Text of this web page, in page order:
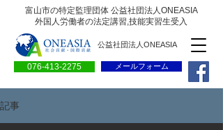
富山市の特定監理団体 公益社団法人ONEASIA
外国人労働者の法定講習,技能実習生受入
076-413-2275
公益社団法人ONEASIA
メールフォーム
記事